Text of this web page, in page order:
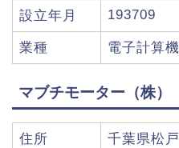
設立年月 193709
業種 電子計算
マブチモーター（株）
住所 千葉県松